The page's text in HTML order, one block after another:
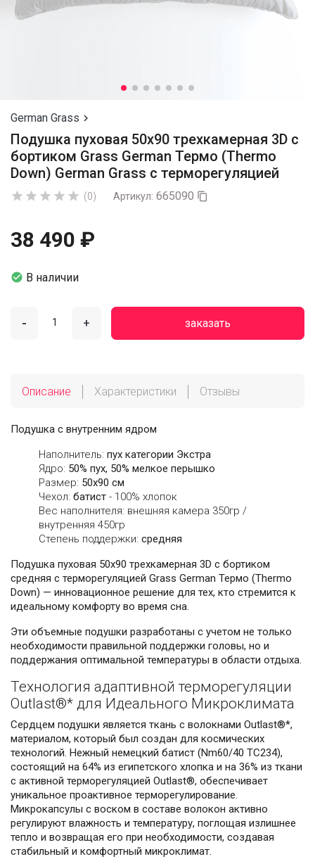
German Grass 
Подушка пуховая 50х90 трехкамерная 3D с
бортиком Grass German Термо (Thermo
Down) German Grass с терморегуляцией
     (0) Артикул: 665090 
38 490 ₽
 В наличии
- + заказать
Описание Характеристики Отзывы
Подушка с внутренним ядром
Наполнитель: пух категории Экстра
Ядро: 50% пух, 50% мелкое перышко
Размер: 50х90 см
Чехол: батист - 100% хлопок
Вес наполнителя: внешняя камера 350гр /
внутренняя 450гр
Степень поддержки: средняя
Подушка пуховая 50х90 трехкамерная 3D с бортиком
средняя с терморегуляцией Grass German Термо (Thermo
Down) — инновационное решение для тех, кто стремится к
идеальному комфорту во время сна.
Эти объемные подушки разработаны с учетом не только
необходимости правильной поддержки головы, но и
поддержания оптимальной температуры в области отдыха.
Технология адаптивной терморегуляции
Outlast®️* для Идеального Микроклимата
Сердцем подушки является ткань с волокнами Outlast®️*,
материалом, который был создан для космических
технологий. Нежный немецкий батист (Nm60/40 TC234),
состоящий на 64% из египетского хлопка и на 36% из ткани
с активной терморегуляцией Outlast®️, обеспечивает
уникальное проактивное терморегулирование.
Микрокапсулы с воском в составе волокон активно
регулируют влажность и температуру, поглощая излишнее
тепло и возвращая его при необходимости, создавая
стабильный и комфортный микроклимат.